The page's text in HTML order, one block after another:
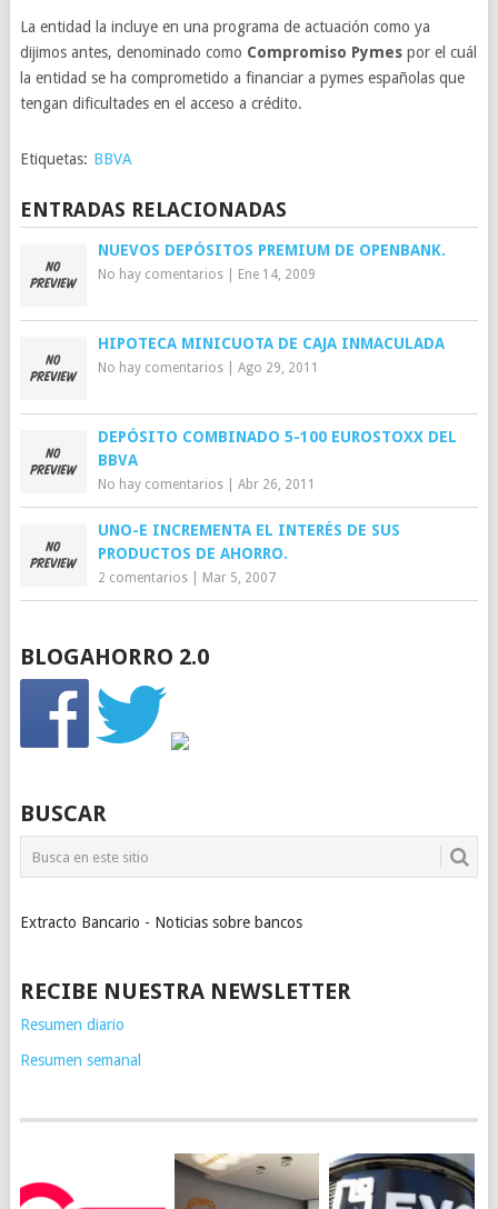
La entidad la incluye en una programa de actuación como ya
dijimos antes, denominado como Compromiso Pymes por el cuál
la entidad se ha comprometido a financiar a pymes españolas que
tengan dificultades en el acceso a crédito.
Etiquetas: BBVA
ENTRADAS RELACIONADAS
NUEVOS DEPÓSITOS PREMIUM DE OPENBANK.
No hay comentarios| Ene 14, 2009
HIPOTECA MINICUOTA DE CAJA INMACULADA
No hay comentarios| Ago 29, 2011
DEPÓSITO COMBINADO 5-100 EUROSTOXX DEL
BBVA
No hay comentarios| Abr 26, 2011
UNO-E INCREMENTA EL INTERÉS DE SUS
PRODUCTOS DE AHORRO.
2 comentarios| Mar 5, 2007
BLOGAHORRO 2.0
BUSCAR
Extracto Bancario - Noticias sobre bancos
RECIBE NUESTRA NEWSLETTER
Resumen diario
Resumen semanal